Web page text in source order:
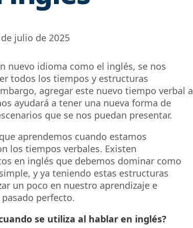
julio de 2025
nuevo idioma como el inglés, se nos
todos los tiempos y estructuras
agregar este nuevo tiempo verbal a
ayudará a tener una nueva forma de
que se nos puedan presentar.
aprendemos cuando estamos
los tiempos verbales. Existen
en inglés que debemos dominar como
y ya teniendo estas estructuras
un poco en nuestro aprendizaje e
perfecto.
se utiliza al hablar en inglés?